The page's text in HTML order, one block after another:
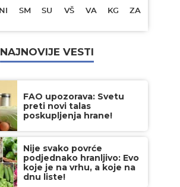
NI SM SU VŠ VA KG ZA
NAJNOVIJE VESTI
FAO upozorava: Svetu
preti novi talas
poskupljenja hrane!
Nije svako povrće
podjednako hranljivo: Evo
koje je na vrhu, a koje na
dnu liste!